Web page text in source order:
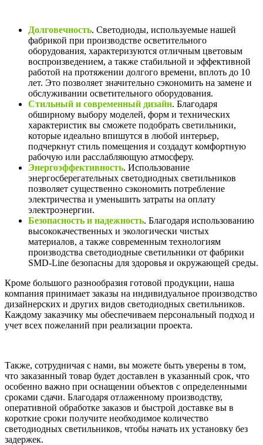
Долговечность. Светодиоды, используемые нашей
фабрикой при производстве осветительного
оборудования, характеризуются отличным цветовым
воспроизведением, а также стабильной и эффективной
работой на протяжении долгого времени, вплоть до 10
лет. Это позволяет значительно сэкономить на замене и
обслуживании осветительного оборудования.
Стильный и современный дизайн. Благодаря
обширному выбору моделей, форм и технических
характеристик вы сможете подобрать светильники,
которые идеально впишутся в любой интерьер,
подчеркнут стиль помещения и создадут комфортную
рабочую или расслабляющую атмосферу.
Энергоэффективность. Использование
энергосберегательных светодиодных светильников
позволяет существенно сэкономить потребление
электричества и уменьшить затраты на оплату
электроэнергии.
Безопасность и надежность. Благодаря использованию
высококачественных и экологически чистых
материалов, а также современным технологиям
производства светодиодные светильники от фабрики
SMD-Line безопасны для здоровья и окружающей среды.
Кроме большого разнообразия готовой продукции, наша
компания принимает заказы на индивидуальное производство
дизайнерских и других видов светодиодных светильников.
Каждому заказчику мы обеспечиваем персональный подход и
учет всех пожеланий при реализации проекта.
Также, сотрудничая с нами, вы можете быть уверены в том,
что заказанный товар будет доставлен в указанный срок, что
особенно важно при оснащении объектов с определенными
сроками сдачи. Благодаря отлаженному производству,
оперативной обработке заказов и быстрой доставке вы в
короткие сроки получите необходимое количество
светодиодных светильников, чтобы начать их установку без
задержек.